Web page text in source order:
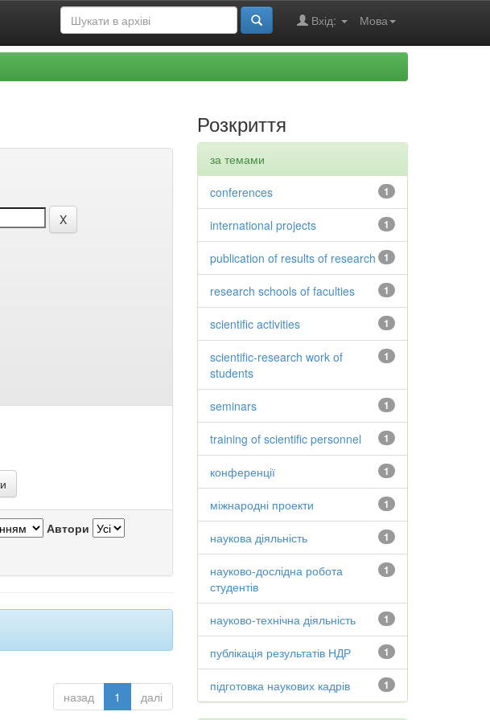
Мова
Вхід:
Автори
назад 1 далі
Розкриття
за темами
1
conferences
1
international projects
1
publication of results of research
1
research schools of faculties
1
scientific activities
1
scientific-research work of
students
1
seminars
1
training of scientific personnel
1
конференції
1
міжнародні проекти
1
наукова діяльність
1
науково-дослідна робота
студентів
1
науково-технічна діяльність
1
публікація результатів НДР
1
підготовка наукових кадрів